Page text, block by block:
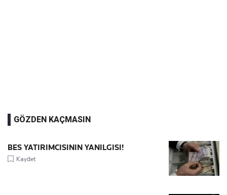
GÖZDEN KAÇMASIN
BES YATIRIMCISININ YANILGISI!
Kaydet